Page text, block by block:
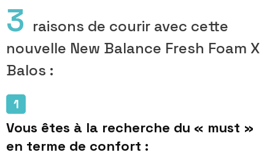
3 raisons de courir avec cette
nouvelle New Balance Fresh Foam X
Balos :
Vous êtes à la recherche du « must »
en terme de confort :